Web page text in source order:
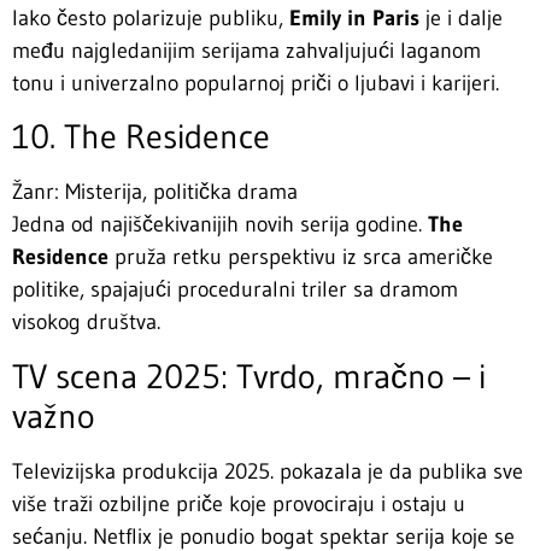
Iako često polarizuje publiku, Emily in Paris je i dalje
među najgledanijim serijama zahvaljujući laganom
tonu i univerzalno popularnoj priči o ljubavi i karijeri.
10. The Residence
Žanr: Misterija, politička drama
Jedna od najiščekivanijih novih serija godine. The
Residence pruža retku perspektivu iz srca američke
politike, spajajući proceduralni triler sa dramom
visokog društva.
TV scena 2025: Tvrdo, mračno – i
važno
Televizijska produkcija 2025. pokazala je da publika sve
više traži ozbiljne priče koje provociraju i ostaju u
sećanju. Netflix je ponudio bogat spektar serija koje se